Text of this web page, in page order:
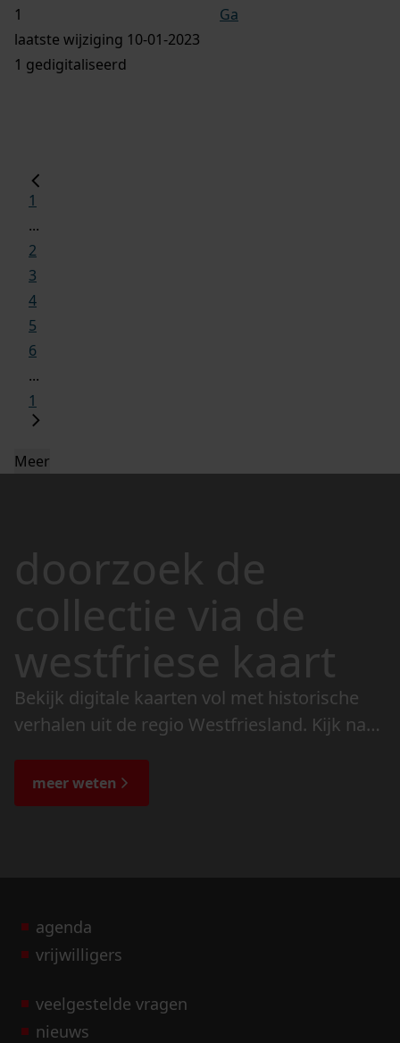
Ga
laatste wijziging 10-01-2023
1 gedigitaliseerd
1
...
2
3
4
5
6
...
1
Meer
doorzoek de
collectie via de
westfriese kaart
Bekijk digitale kaarten vol met historische
verhalen uit de regio Westfriesland. Kijk naar
de bijzondere verhalen.
meer weten
agenda
vrijwilligers
veelgestelde vragen
nieuws